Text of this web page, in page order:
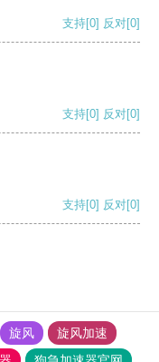
支持[0] 反对[0]
支持[0] 反对[0]
支持[0] 反对[0]
旋风
旋风加速